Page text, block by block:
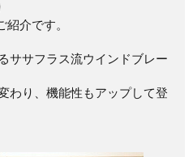
紹介です。
ササフラス流ウインドブレー
わり、機能性もアップして登